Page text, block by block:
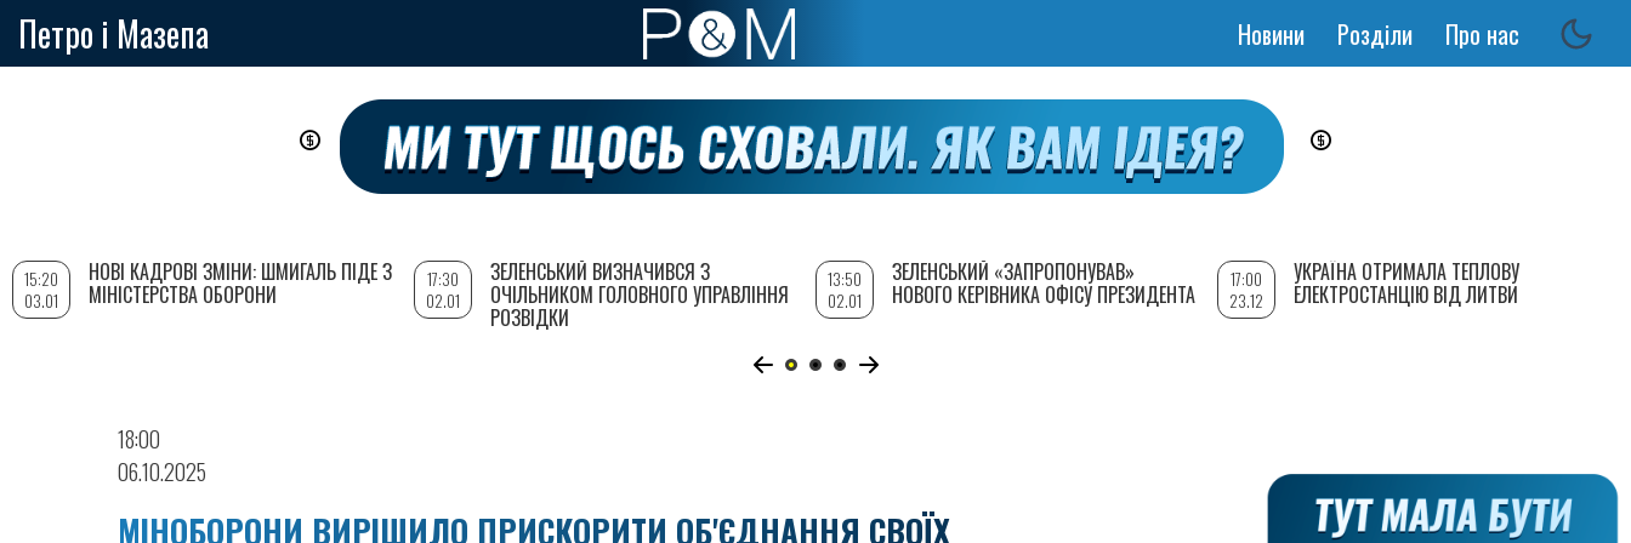
Петро і Мазепа
Основная
Новини Розділи Про нас
18:00
06.10.2025
МІНОБОРОНИ ВИРІШИЛО ПРИСКОРИТИ ОБ'ЄДНАННЯ СВОЇХ
15:20
03.01
НОВІ КАДРОВІ ЗМІНИ: ШМИГАЛЬ ПІДЕ З
МІНІСТЕРСТВА ОБОРОНИ
17:30
02.01
ЗЕЛЕНСЬКИЙ ВИЗНАЧИВСЯ З
ОЧІЛЬНИКОМ ГОЛОВНОГО УПРАВЛІННЯ
РОЗВІДКИ
13:50
02.01
ЗЕЛЕНСЬКИЙ «ЗАПРОПОНУВАВ»
НОВОГО КЕРІВНИКА ОФІСУ ПРЕЗИДЕНТА
17:00
23.12
УКРАЇНА ОТРИМАЛА ТЕПЛОВУ
ЕЛЕКТРОСТАНЦІЮ ВІД ЛИТВИ